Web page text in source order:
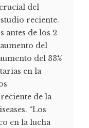
del
reciente.
antes de los 2
del
del 33%
en la
de la
“Los
en la lucha